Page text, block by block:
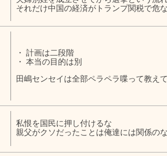
それだけ中国の経済がトランプ関税で危
・ 計画は二段階
・ 本当の目的は別
田嶋センセイは全部ペラペラ喋って教え
私恨を国民に押し付けるな
親父がクソだったことは俺達には関係の